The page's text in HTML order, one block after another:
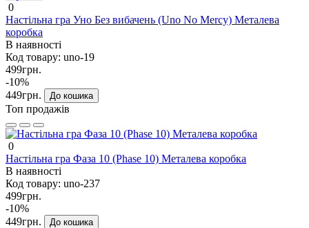
0
Настільна гра Уно Без вибачень (Uno No Mercy) Металева
коробка
В наявності
Код товару: uno-19
499грн.
-10%
449грн.
До кошика
Топ продажів
0
Настільна гра Фаза 10 (Phase 10) Металева коробка
В наявності
Код товару: uno-237
499грн.
-10%
449грн.
До кошика